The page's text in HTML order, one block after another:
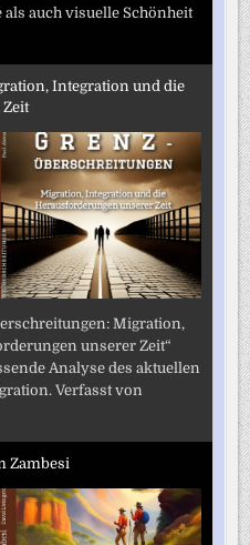
auch visuelle Schönheit
Integration und die
Migration,
unserer Zeit“
Analyse des aktuellen
Verfasst von
Zambesi